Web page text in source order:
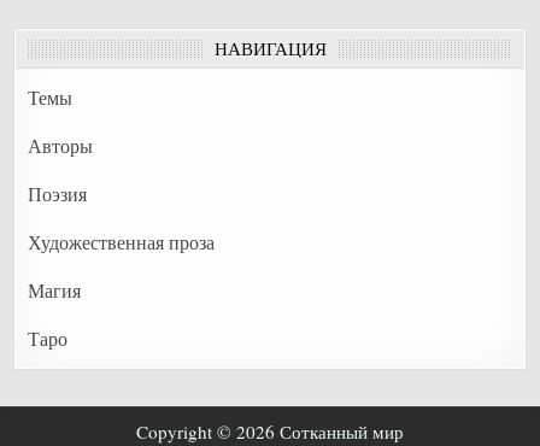
НАВИГАЦИЯ
Темы
Авторы
Поэзия
Художественная проза
Магия
Таро
Copyright © 2026 Сотканный мир